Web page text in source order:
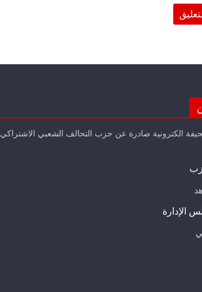
الكترونية صادرة عن حزب التحالف الشعبي الاشتراكي
الإدارة